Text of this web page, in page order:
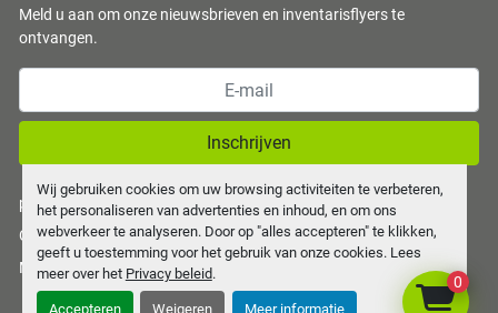
Wij gebruiken cookies om uw browsing activiteiten te verbeteren,
het personaliseren van advertenties en inhoud, en om ons
webverkeer te analyseren. Door op "alles accepteren" te klikken,
geeft u toestemming voor het gebruik van onze cookies. Lees
meer over het Privacy beleid.
Accepteren Weigeren Meer informatie
Meld u aan om onze nieuwsbrieven en inventarisflyers te
ontvangen.
Inschrijven
privacy policy
Cookies beheren
Machinio Systemwebsite door
0